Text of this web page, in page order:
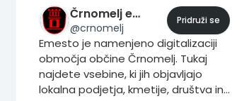
Črnomelj eMesto
@crnomelj
Pridruži se
Emesto je namenjeno digitalizaciji
območja občine Črnomelj. Tukaj
najdete vsebine, ki jih objavljajo
lokalna podjetja, kmetije, društva in